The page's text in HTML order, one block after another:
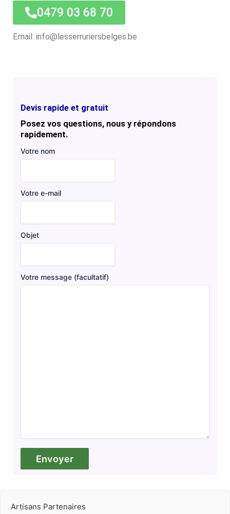
0479 03 68 70
Email: info@lesserruriersbelges.be
Devis rapide et gratuit
Posez vos questions, nous y répondons
rapidement.
Votre nom
Votre e-mail
Objet
Votre message (facultatif)
Artisans Partenaires